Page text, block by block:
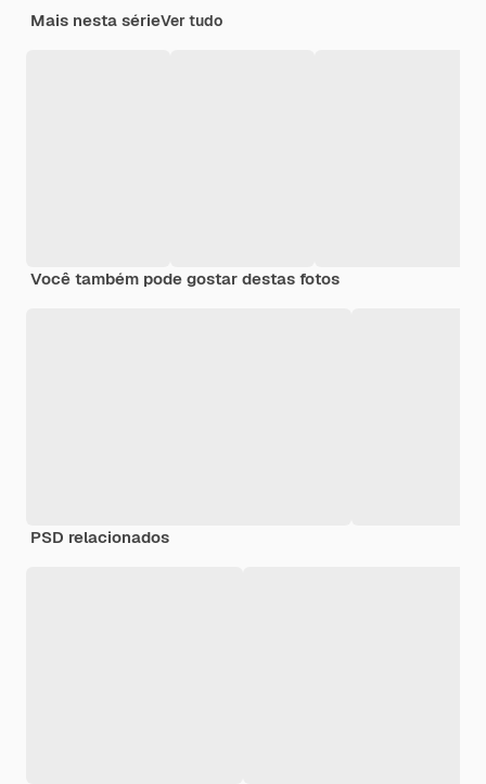
Mais nesta sérieVer tudo
Você também pode gostar destas fotos
PSD relacionados